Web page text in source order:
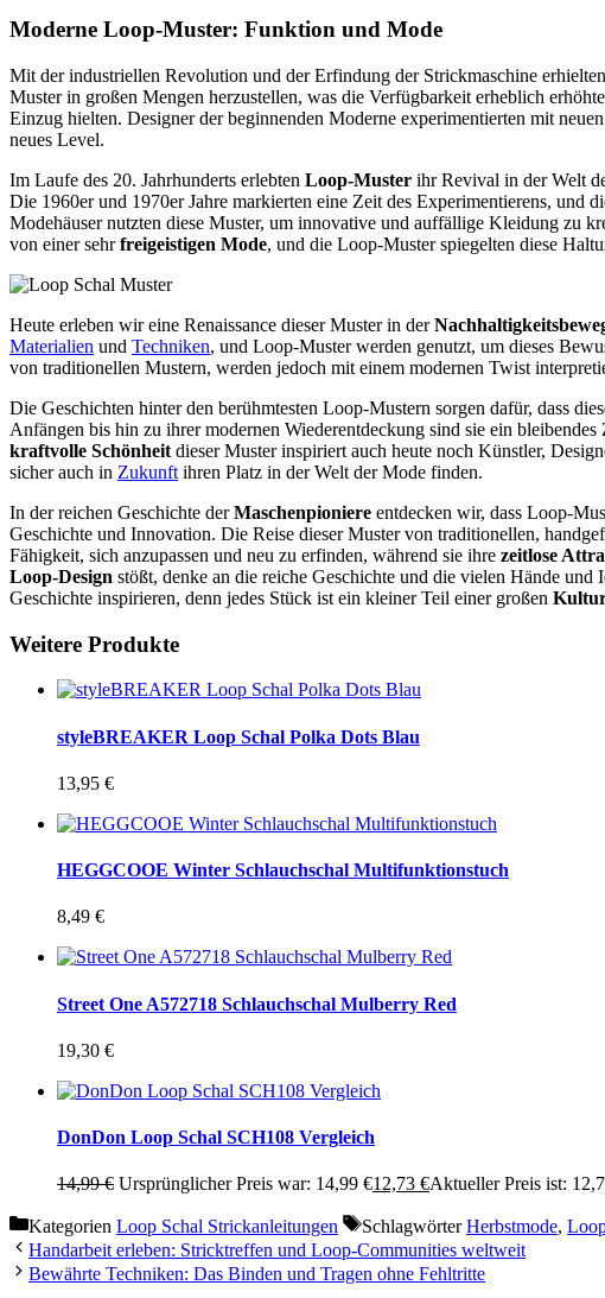
Moderne Loop-Muster: Funktion und Mode
Mit der industriellen Revolution und der Erfindung der Strickmaschine
Muster in großen Mengen herzustellen, was die Verfügbarkeit erheblich
Einzug hielten. Designer der beginnenden Moderne experimentierten mit neuen
neues Level.
Im Laufe des 20. Jahrhunderts erlebten Loop-Muster ihr Revival in der Welt
Die 1960er und 1970er Jahre markierten eine Zeit des Experimentierens, und
Modehäuser nutzten diese Muster, um innovative und auffällige Kleidung zu
von einer sehrfreigeistigen Mode, und die Loop-Muster spiegelten diese
Heute erleben wir eine Renaissance dieser Muster in der
Materialien und Techniken, und Loop-Muster werden genutzt, um dieses
von traditionellen Mustern, werden jedoch mit einem modernen Twist
Die Geschichten hinter den berühmtesten Loop-Mustern sorgen dafür, dass
Anfängen bis hin zu ihrer modernen Wiederentdeckung sind sie ein bleibendes
kraftvolle Schönheit dieser Muster inspiriert auch heute noch Künstler,
sicher auch in Zukunft ihren Platz in der Welt der Mode finden.
In der reichen Geschichte derMaschenpioniere entdecken wir, dass Loop-
Geschichte und Innovation. Die Reise dieser Muster von traditionellen,
Fähigkeit, sich anzupassen und neu zu erfinden, während sie ihre zeitlose
Loop-Design stößt, denke an die reiche Geschichte und die vielen Hände und
Geschichte inspirieren, denn jedes Stück ist ein kleiner Teil einer großen
Weitere Produkte
styleBREAKER Loop Schal Polka Dots Blau
13,95 €
HEGGCOOE Winter Schlauchschal Multifunktionstuch
8,49 €
Street One A572718 Schlauchschal Mulberry Red
19,30 €
DonDon Loop Schal SCH108 Vergleich
14,99€ Ursprünglicher Preis war: 14,99 €12,73 €Aktueller Preis ist:
Kategorien Loop Schal Strickanleitungen SchlagwörterHerbstmode,
Handarbeit erleben: Stricktreffen und Loop-Communities weltweit
Bewährte Techniken: Das Binden und Tragen ohne Fehltritte